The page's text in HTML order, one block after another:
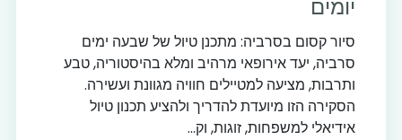
יומים
סיור קסום בסרביה: מתכנן טיול של שבעה ימים
סרביה, יעד אירופאי מרהיב ומלא בהיסטוריה, טבע
ותרבות, מציעה למטיילים חוויה מגוונת ועשירה.
הסקירה הזו מיועדת להדריך ולהציע תכנון טיול
אידיאלי למשפחות, זוגות, וק...